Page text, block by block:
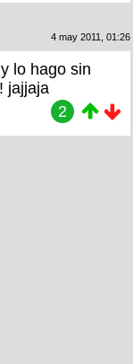
4 may 2011, 01:26
lo hago sin
jajjaja
2